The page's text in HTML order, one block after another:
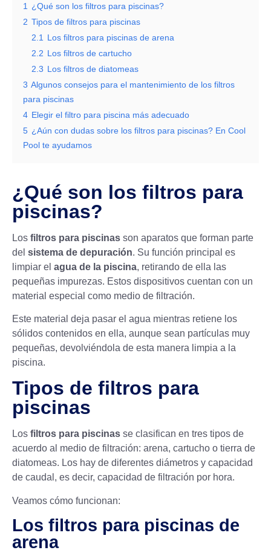
1
¿Qué son los filtros para piscinas?
2 Tipos de filtros para piscinas
2.1
Los filtros para piscinas de arena
2.2 Los filtros de cartucho
2.3 Los filtros de diatomeas
3 Algunos consejos para el mantenimiento de los filtros
para piscinas
4 Elegir el filtro para piscina más adecuado
5 ¿Aún con dudas sobre los filtros para piscinas? En Cool
Pool te ayudamos
¿Qué son los filtros para
piscinas?
Los filtros para piscinas son aparatos que forman parte
del sistema de depuración. Su función principal es
limpiar el agua de la piscina, retirando de ella las
pequeñas impurezas. Estos dispositivos cuentan con un
material especial como medio de filtración.
Este material deja pasar el agua mientras retiene los
sólidos contenidos en ella, aunque sean partículas muy
pequeñas, devolviéndola de esta manera limpia a la
piscina.
Tipos de filtros para
piscinas
Los filtros para piscinas se clasifican en tres tipos de
acuerdo al medio de filtración: arena, cartucho o tierra de
diatomeas. Los hay de diferentes diámetros y capacidad
de caudal, es decir, capacidad de filtración por hora.
Veamos cómo funcionan:
Los filtros para piscinas de
arena